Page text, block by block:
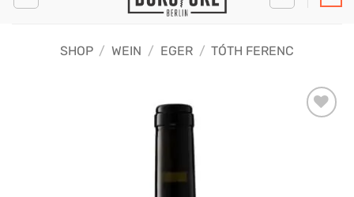
SHOP / WEIN / EGER / TÓTH FERENC